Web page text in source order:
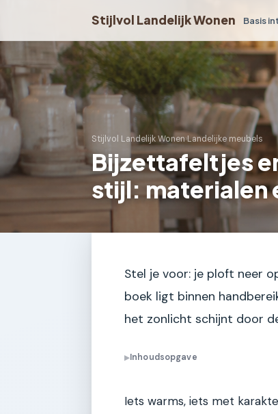
Stijlvol Landelijk Wonen Basis
Stijlvol Landelijk Wonen›Landelijke meubels
Bijzettafeltjes
stijl: materialen
Stel je voor: je ploft neer
boek ligt binnen
het zonlicht schijnt door
▶Inhoudsopgave
Iets warms, iets met